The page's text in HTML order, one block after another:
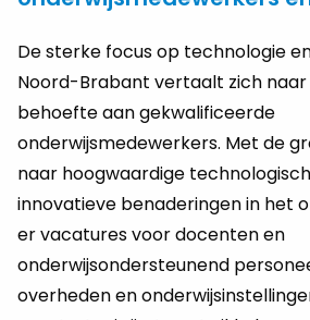
De sterke focus op technologie
Noord-Brabant vertaalt zich
behoefte aan gekwalificeerde
onderwijsmedewerkers. Met de
naar hoogwaardige
innovatieve benaderingen in het
er vacatures voor docenten en
onderwijsondersteunend
overheden en